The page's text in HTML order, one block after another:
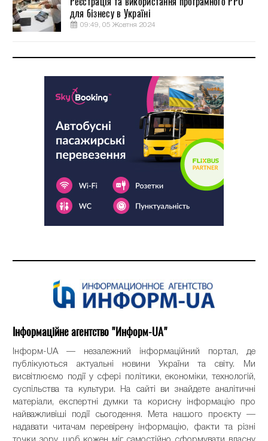
для бізнесу в Україні
09:49, 05 Жовтня 2024
Інформаційне агентство "Информ-UA"
Інформ-UA — незалежний інформаційний портал, де
публікуються актуальні новини України та світу. Ми
висвітлюємо події у сфері політики, економіки, технологій,
суспільства та культури. На сайті ви знайдете аналітичні
матеріали, експертні думки та корисну інформацію про
найважливіші події сьогодення. Мета нашого проєкту —
надавати читачам перевірену інформацію, факти та різні